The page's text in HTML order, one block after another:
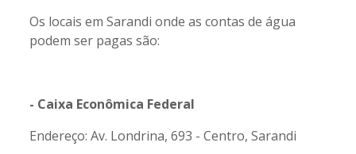
Os locais em Sarandi onde as contas de água
podem ser pagas são:
- Caixa Econômica Federal
Endereço: Av. Londrina, 693 - Centro, Sarandi